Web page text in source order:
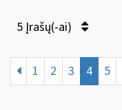
5 Įrašų(-ai)
1 2 3 4 5